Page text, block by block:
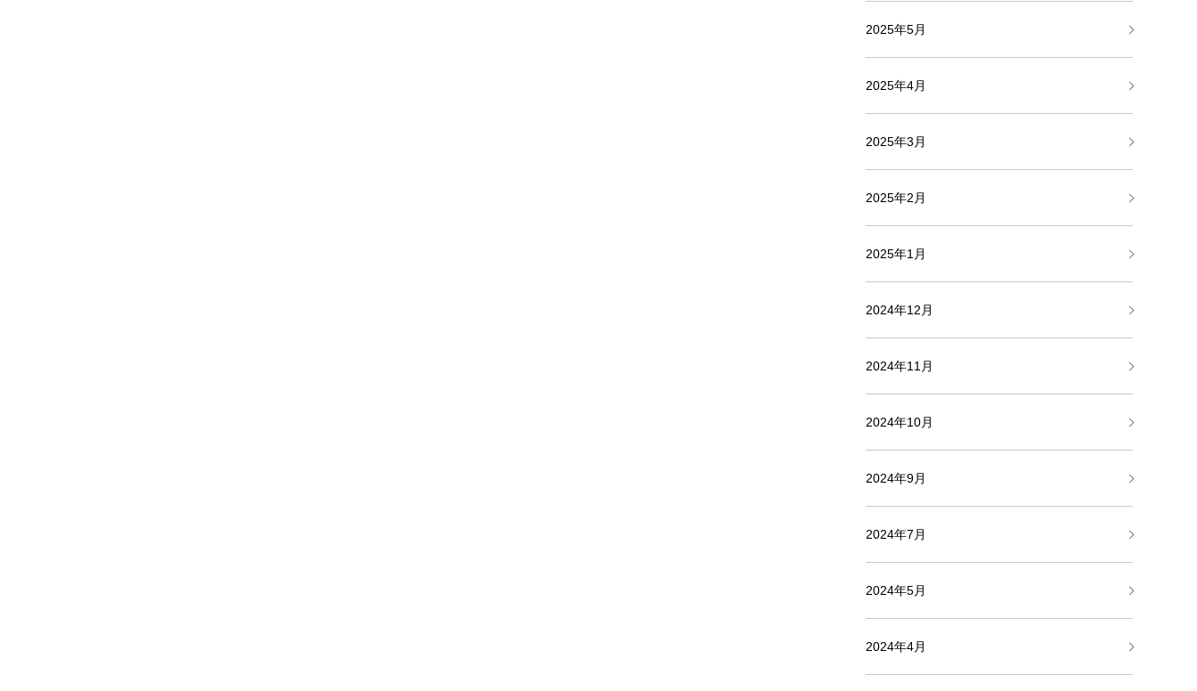
2025年5月
2025年4月
2025年3月
2025年2月
2025年1月
2024年12月
2024年11月
2024年10月
2024年9月
2024年7月
2024年5月
2024年4月